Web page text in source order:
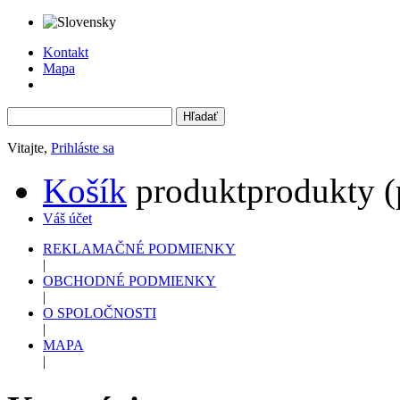
Kontakt
Mapa
Vitajte, Prihláste sa
Košík produktprodukty
Váš účet
REKLAMAČNÉ PODMIENKY
|
OBCHODNÉ PODMIENKY
|
O SPOLOČNOSTI
|
MAPA
|